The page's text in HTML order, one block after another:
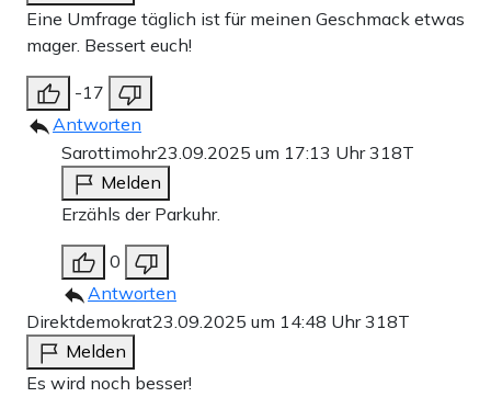
Eine Umfrage täglich ist für meinen Geschmack etwas
mager. Bessert euch!
-17
Antworten
Sarottimohr23.09.2025 um 17:13 Uhr318T
Melden
Erzähls der Parkuhr.
0
Antworten
Direktdemokrat23.09.2025 um 14:48 Uhr318T
Melden
Es wird noch besser!